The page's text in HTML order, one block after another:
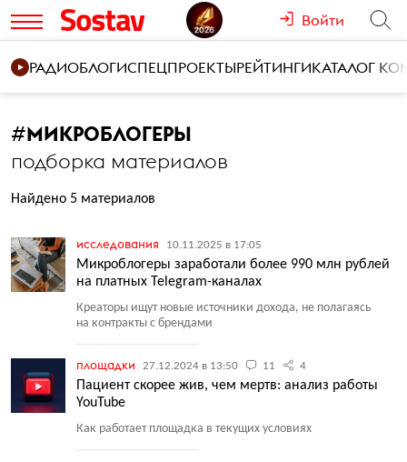
Войти
РАДИОБЛОГИСПЕЦПРОЕКТЫРЕЙТИНГИКАТАЛОГ
#МИКРОБЛОГЕРЫ
подборка материалов
Найдено 5 материалов
исследования 10.11.2025 в 17:05
Микроблогеры заработали более 990 млн рублей
на платных Telegram-каналах
Креаторы ищут новые источники дохода, не полагаясь
на контракты с брендами
площадки 27.12.2024 в 13:50 11 4
Пациент скорее жив, чем мертв: анализ работы
YouTube
Как работает площадка в текущих условиях